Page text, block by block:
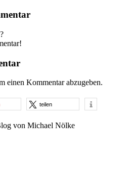
einen Kommentar abzugeben.
teilen
von Michael Nölke